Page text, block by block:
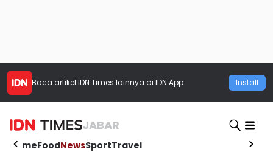
Baca artikel IDN Times lainnya di IDN App Install
JABAR
HomeFoodNewsSportTravel